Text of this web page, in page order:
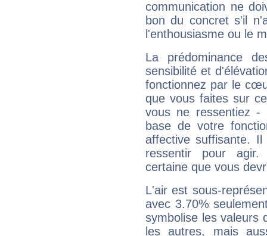
communication ne
bon du concret s'il
l'enthousiasme ou le
La prédominance
sensibilité et
fonctionnez par le
que vous faites sur
vous ne ressentiez
base de votre
affective suffisante.
ressentir pour agir.
certaine que vous
L'air est sous-
avec 3.70%
symbolise les valeurs
les autres, mais